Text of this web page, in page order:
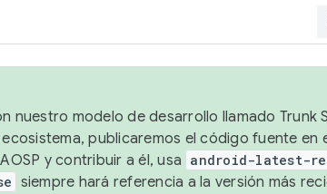
nuestro modelo de desarrollo llamado Trunk
publicaremos el código fuente en
y contribuir a él, usa android-latest-
siempre hará referencia a la versión más